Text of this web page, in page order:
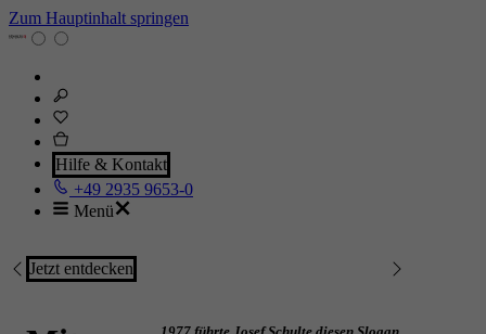
Zum Hauptinhalt springen
Hilfe & Kontakt
+49 2935 9653-0
Menü
Jetzt entdecken